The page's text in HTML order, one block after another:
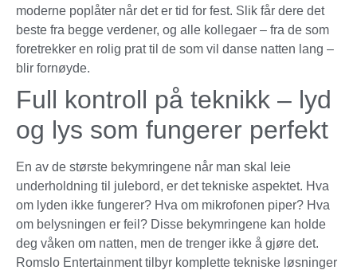
moderne poplåter når det er tid for fest. Slik får dere det
beste fra begge verdener, og alle kollegaer – fra de som
foretrekker en rolig prat til de som vil danse natten lang –
blir fornøyde.
Full kontroll på teknikk – lyd
og lys som fungerer perfekt
En av de største bekymringene når man skal leie
underholdning til julebord, er det tekniske aspektet. Hva
om lyden ikke fungerer? Hva om mikrofonen piper? Hva
om belysningen er feil? Disse bekymringene kan holde
deg våken om natten, men de trenger ikke å gjøre det.
Romslo Entertainment tilbyr komplette tekniske løsninger